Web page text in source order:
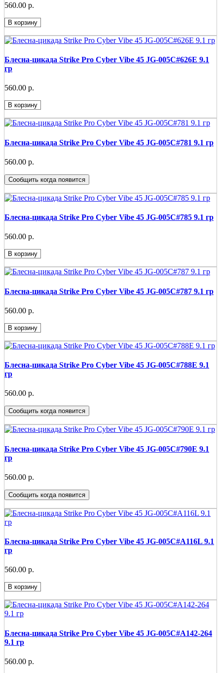
560.00 р.
В корзину
Блесна-цикада Strike Pro Cyber Vibe 45 JG-005C#626E 9.1
гр
560.00 р.
В корзину
Блесна-цикада Strike Pro Cyber Vibe 45 JG-005C#781 9.1 гр
560.00 р.
Сообщить когда появится
Блесна-цикада Strike Pro Cyber Vibe 45 JG-005C#785 9.1 гр
560.00 р.
В корзину
Блесна-цикада Strike Pro Cyber Vibe 45 JG-005C#787 9.1 гр
560.00 р.
В корзину
Блесна-цикада Strike Pro Cyber Vibe 45 JG-005C#788E 9.1
гр
560.00 р.
Сообщить когда появится
Блесна-цикада Strike Pro Cyber Vibe 45 JG-005C#790E 9.1
гр
560.00 р.
Сообщить когда появится
Блесна-цикада Strike Pro Cyber Vibe 45 JG-005C#A116L 9.1
гр
560.00 р.
В корзину
Блесна-цикада Strike Pro Cyber Vibe 45 JG-005C#A142-264
9.1 гр
560.00 р.